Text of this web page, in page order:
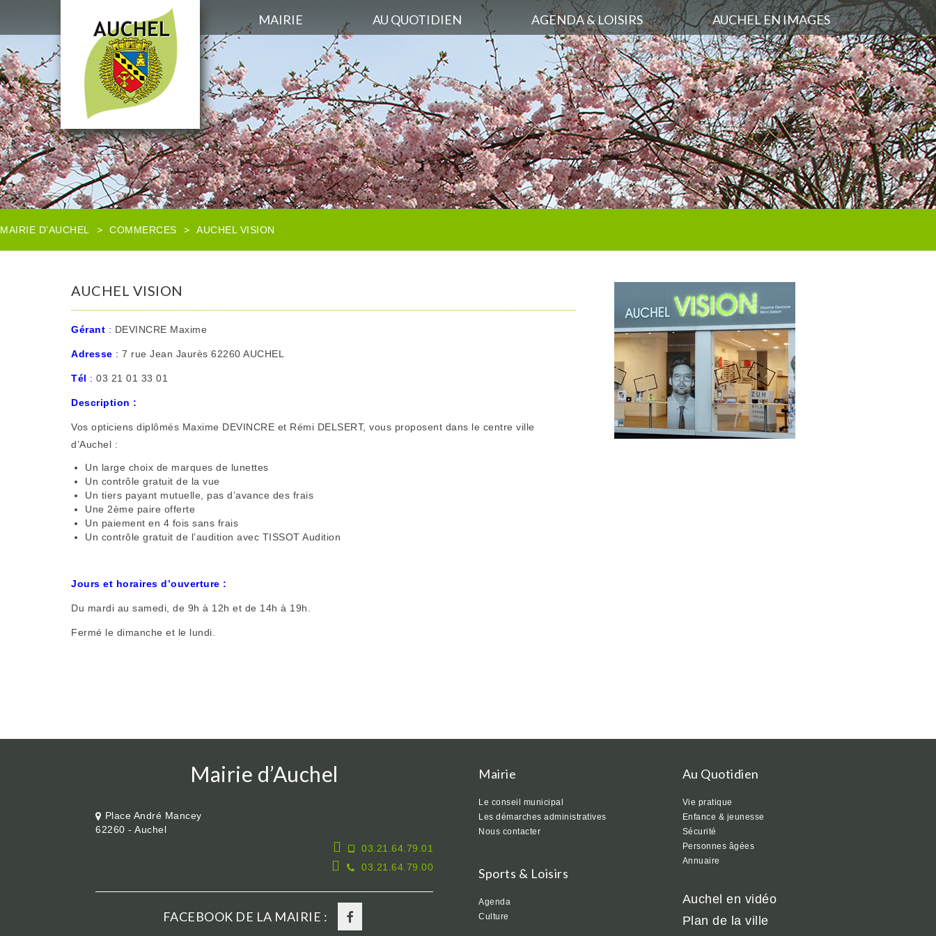
MAIRIE AU QUOTIDIEN AGENDA & LOISIRS AUCHEL EN IMAGES
MAIRIE D'AUCHEL > COMMERCES > AUCHEL VISION
AUCHEL VISION
Gérant : DEVINCRE Maxime
Adresse : 7 rue Jean Jaurès 62260 AUCHEL
Tél : 03 21 01 33 01
Description :
Vos opticiens diplômés Maxime DEVINCRE et Rémi DELSERT, vous proposent dans le centre ville
d’Auchel :
Un large choix de marques de lunettes
Un contrôle gratuit de la vue
Un tiers payant mutuelle, pas d’avance des frais
Une 2ème paire offerte
Un paiement en 4 fois sans frais
Un contrôle gratuit de l’audition avec TISSOT Audition
Jours et horaires d’ouverture :
Du mardi au samedi, de 9h à 12h et de 14h à 19h.
Fermé le dimanche et le lundi.
Mairie d’Auchel
Place André Mancey
62260 - Auchel
03.21.64.79.01
03.21.64.79.00
FACEBOOK DE LA MAIRIE :
Mairie
Le conseil municipal
Les démarches administratives
Nous contacter
Sports & Loisirs
Agenda
Culture
Au Quotidien
Vie pratique
Enfance & jeunesse
Sécurité
Personnes âgées
Annuaire
Auchel en vidéo
Plan de la ville